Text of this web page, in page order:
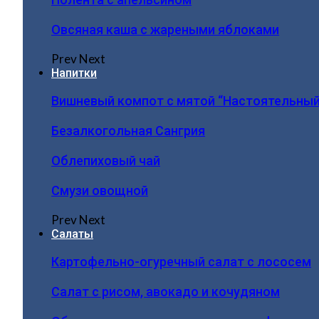
Овсяная каша с жареными яблоками
PrevNext
Напитки
Вишневый компот с мятой
Безалкогольная Сангрия
Облепиховый чай
Смузи овощной
PrevNext
Салаты
Картофельно-огуречный салат с лососем
Салат с рисом, авокадо и кочудяном